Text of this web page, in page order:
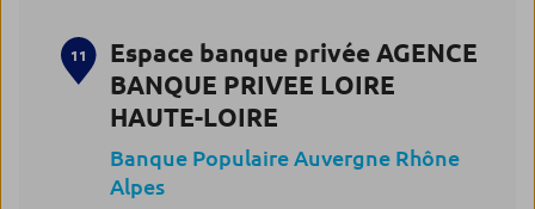
11
Espace banque privée AGENCE
BANQUE PRIVEE LOIRE
HAUTE-LOIRE
Banque Populaire Auvergne Rhône
Alpes